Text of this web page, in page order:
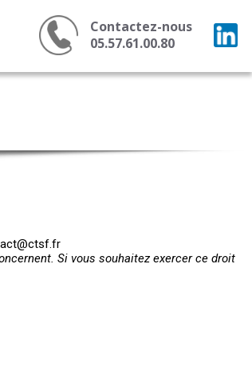
Contactez-nous
05.57.61.00.80
Si vous souhaitez exercer ce droit